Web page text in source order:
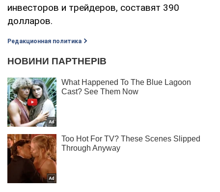
инвесторов и трейдеров, составят 390
долларов.
Редакционная политика